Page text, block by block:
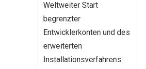
Weltweiter Start
begrenzter
Entwicklerkonten und des
erweiterten
Installationsverfahrens